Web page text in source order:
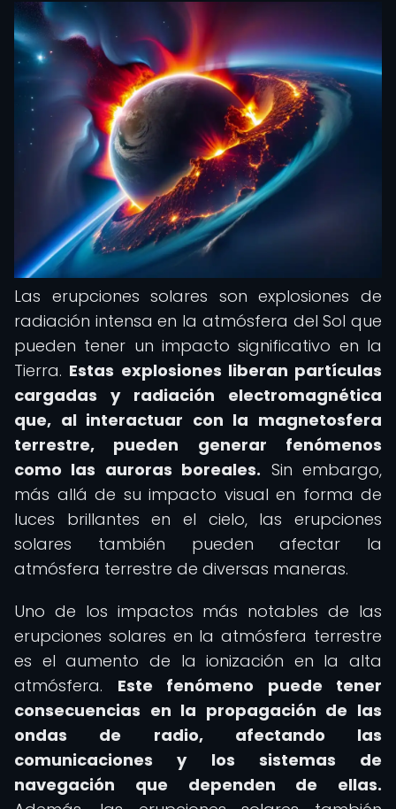
Las erupciones solares son explosiones de
radiación intensa en la atmósfera del Sol que
pueden tener un impacto significativo en la
Tierra. Estas explosiones liberan partículas
cargadas y radiación electromagnética
que, al interactuar con la magnetosfera
terrestre, pueden generar fenómenos
como las auroras boreales. Sin embargo,
más allá de su impacto visual en forma de
luces brillantes en el cielo, las erupciones
solares también pueden afectar la
atmósfera terrestre de diversas maneras.
Uno de los impactos más notables de las
erupciones solares en la atmósfera terrestre
es el aumento de la ionización en la alta
atmósfera. Este fenómeno puede tener
consecuencias en la propagación de las
ondas de radio, afectando las
comunicaciones y los sistemas de
navegación que dependen de ellas.